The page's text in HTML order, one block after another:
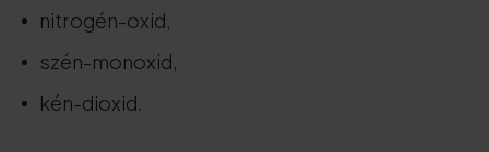
nitrogén-oxid,
szén-monoxid,
kén-dioxid.